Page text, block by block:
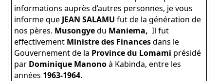
informations auprès d’autres personnes, je vous
informe que JEAN SALAMU fut de la génération de
nos pères. Musongyedu Maniema, Il fut
effectivement Ministre des Financesdans le
Gouvernement de la Province du Lomami présidé
par Dominique Manonoà Kabinda, entre les
années 1963-1964.